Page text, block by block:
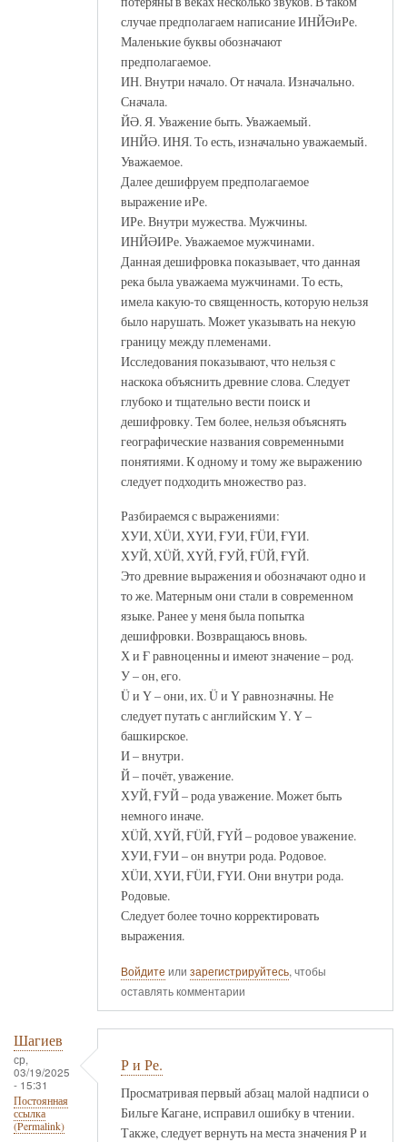
случае предполагаем написание ИНЙӘиРе.
Маленькие буквы обозначают
предполагаемое.
ИН. Внутри начало. От начала. Изначально.
Сначала.
ЙӘ. Я. Уважение быть. Уважаемый.
ИНЙӘ. ИНЯ. То есть, изначально уважаемый.
Уважаемое.
Далее дешифруем предполагаемое
выражение иРе.
ИРе. Внутри мужества. Мужчины.
ИНЙӘИРе. Уважаемое мужчинами.
Данная дешифровка показывает, что данная
река была уважаема мужчинами. То есть,
имела какую-то священность, которую нельзя
было нарушать. Может указывать на некую
границу между племенами.
Исследования показывают, что нельзя с
наскока объяснить древние слова. Следует
глубоко и тщательно вести поиск и
дешифровку. Тем более, нельзя объяснять
географические названия современными
понятиями. К одному и тому же выражению
следует подходить множество раз.
Разбираемся с выражениями:
ХУИ, ХÜИ, ХҮИ, ҒУИ, ҒÜИ, ҒҮИ.
ХУЙ, ХÜЙ, ХҮЙ, ҒУЙ, ҒÜЙ, ҒҮЙ.
Это древние выражения и обозначают одно и
то же. Матерным они стали в современном
языке. Ранее у меня была попытка
дешифровки. Возвращаюсь вновь.
Х и Ғ равноценны и имеют значение – род.
У – он, его.
Ü и Ү – они, их. Ü и Ү равнозначны. Не
следует путать с английским Ү. Ү –
башкирское.
И – внутри.
Й – почёт, уважение.
ХУЙ, ҒУЙ – рода уважение. Может быть
немного иначе.
ХÜЙ, ХҮЙ, ҒÜЙ, ҒҮЙ – родовое уважение.
ХУИ, ҒУИ – он внутри рода. Родовое.
ХÜИ, ХҮИ, ҒÜИ, ҒҮИ. Они внутри рода.
Родовые.
Следует более точно корректировать
выражения.
Войдите или зарегистрируйтесь, чтобы
оставлять комментарии
Шагиев
ср,
03/19/2025
- 15:31
Постоянная
ссылка
(Permalink)
Р и Ре.
Просматривая первый абзац малой надписи о
Бильге Кагане, исправил ошибку в чтении.
Также, следует вернуть на места значения Р и